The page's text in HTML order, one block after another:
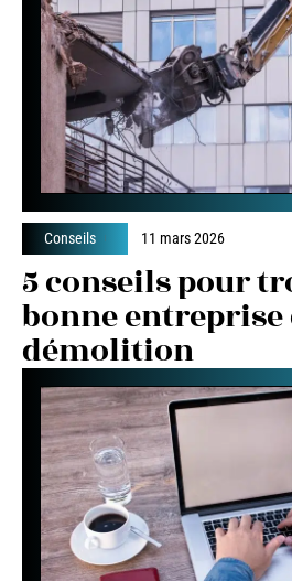
Conseils 11 mars 2026
5 conseils pour
bonne entreprise
démolition